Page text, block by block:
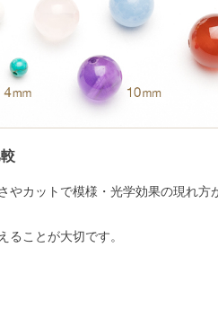
やカットで模様・光学効果の現れ方
ることが大切です。